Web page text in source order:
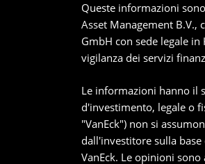
Queste informazioni
Asset Management B.V.,
GmbH con sede legale
vigilanza dei servizi
Le informazioni hanno il
d'investimento, legale o
"VanEck") non si
dall'investitore sulla
VanEck. Le opinioni